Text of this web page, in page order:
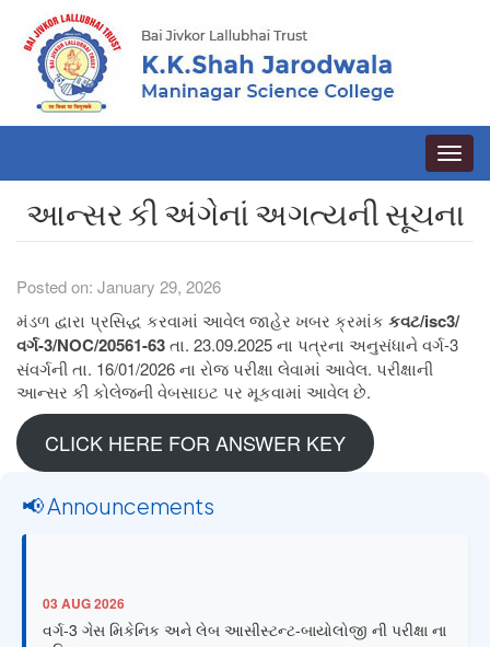
Toggle
આન્સર કી અંગેનાં અગત્યની સૂચના
Posted on: January 29, 2026
મંડળ દ્વારા પ્રસિદ્ધ કરવામાં આવેલ જાહેર ખબર ક્રમાંક કવટ/isc3/
વર્ગ-3/NOC/20561-63તા. 23.09.2025 ના પત્રના અનુસંધાને વર્ગ-3
સંવર્ગની તા. 16/01/2026 ના રોજ પરીક્ષા લેવામાં આવેલ. પરીક્ષાની
આન્સર કી કોલેજની વેબસાઇટ પર મૂકવામાં આવેલ છે.
CLICK HERE FOR ANSWER KEY
📢 Announcements
03 AUG 2026
વર્ગ-3 ગેસ મિકેનિક અને લેબ આસીસ્ટન્ટ-બાયોલોજી ની પરીક્ષા ના